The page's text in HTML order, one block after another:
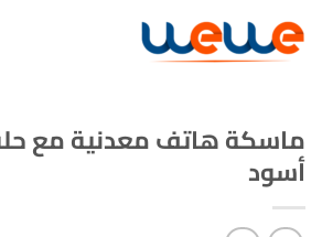
أسود